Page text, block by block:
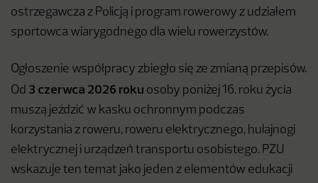
ostrzegawcza z Policją i program rowerowy z udziałem
sportowca wiarygodnego dla wielu rowerzystów.
Ogłoszenie współpracy zbiegło się ze zmianą przepisów.
Od 3 czerwca 2026 roku osoby poniżej 16. roku życia
muszą jeździć w kasku ochronnym podczas
korzystania z roweru, roweru elektrycznego, hulajnogi
elektrycznej i urządzeń transportu osobistego. PZU
wskazuje ten temat jako jeden z elementów edukacji